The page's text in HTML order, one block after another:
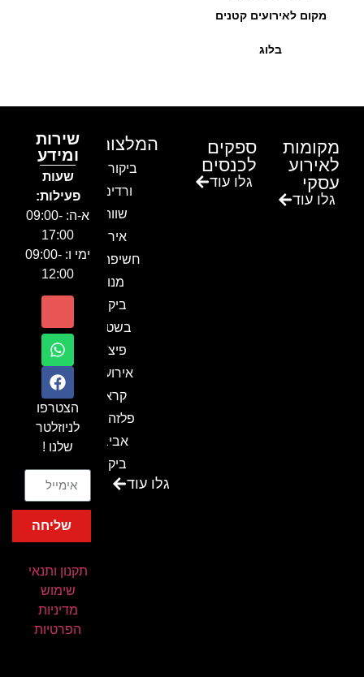
מקום לאירועים קטנים
בלוג
מקומות
לאירוע
עסקי
גלו עוד
ספקים
לכנסים
גלו עוד
המלצות
ביקור בגן
ורדים –
שווה!!
אירוע
חשיפה- זיו
מנור
ביקור
בשטח-
פיצ'ר
אירועים
קראון
פלזה תל
אביב-
ביקור
בכנסגלו עוד
שירות
ומידע
שעות
פעילות:
א-ה: 09:00-
17:00
ימי ו: 09:00-
12:00
הצטרפו
לניוזלטר
שלנו !
שליחה
תקנון ותנאי
שימוש
מדיניות
הפרטיות